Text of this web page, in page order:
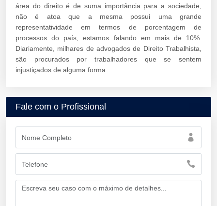
área do direito é de suma importância para a sociedade,
não é atoa que a mesma possui uma grande
representatividade em termos de porcentagem de
processos do país, estamos falando em mais de 10%.
Diariamente, milhares de advogados de Direito Trabalhista,
são procurados por trabalhadores que se sentem
injustiçados de alguma forma.
Fale com o Profissional